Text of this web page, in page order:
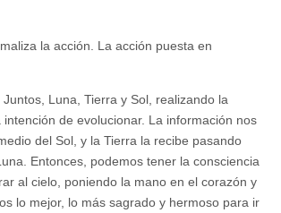
la acción. La acción puesta en
Luna, Tierra y Sol, realizando la
intención de evolucionar. La información nos
del Sol, y la Tierra la recibe pasando
Entonces, podemos tener la consciencia
al cielo, poniendo la mano en el corazón y
lo mejor, lo más sagrado y hermoso para ir